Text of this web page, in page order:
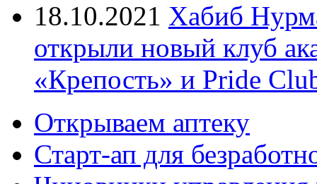
18.10.2021 Хабиб
открыли новый клуб
«Крепость» и Pride
Открываем аптеку
Старт-ап для